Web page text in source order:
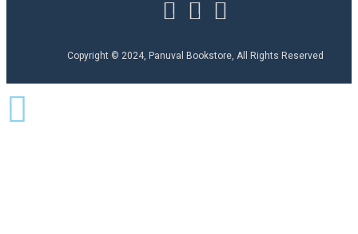
Copyright © 2024, Panuval Bookstore, All Rights Reserved